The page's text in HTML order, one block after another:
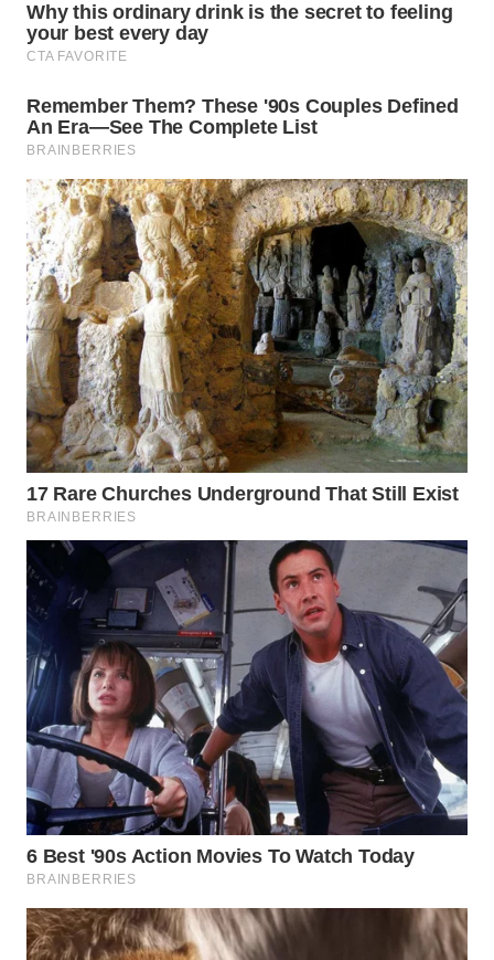
SUMEDANG
WN
KEPULAUAN
SERIBU
WN
TANGERANG
WN
BINJAI
WN
CIREBON
WN
INDRAMAYU
WN
KUNINGAN
WN
MAJALENGKA
WN
SUBANG
WN
SUKABUMI
WN
PURWAKARTA